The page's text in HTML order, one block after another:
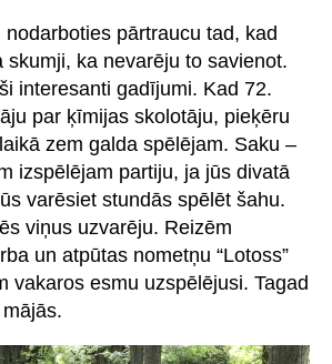
pārtraucu tad, kad
skumji, ka nevarēju to savienot.
interesanti gadījumi. Kad 72.
par ķīmijas skolotāju, pieķēru
zem galda spēlējam. Saku –
izspēlējam partiju, ja jūs divatā
varēsiet stundās spēlēt šahu.
viņus uzvarēju. Reizēm
un atpūtas nometņu “Lotoss”
vakaros esmu uzspēlējusi. Tagad